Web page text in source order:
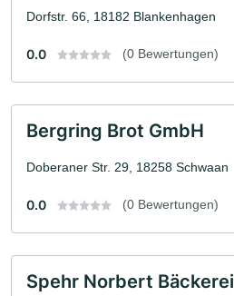
Dorfstr. 66, 18182 Blankenhagen
0.0 (0 Bewertungen)
Bergring Brot GmbH
Doberaner Str. 29, 18258 Schwaan
0.0 (0 Bewertungen)
Spehr Norbert Bäckerei